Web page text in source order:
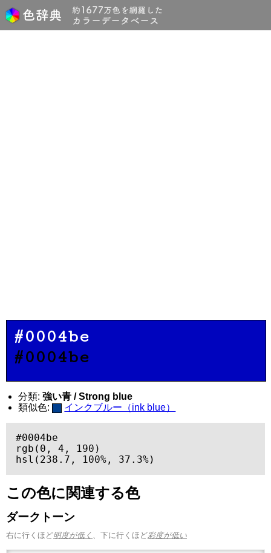
#0004be
#0004be
分類: 強い青 / Strong blue
類似色:
インクブルー（ink blue）
#0004be
rgb(0, 4, 190)
hsl(238.7, 100%, 37.3%)
この色に関連する色
ダークトーン
右に行くほど明度が低く 、下に行くほど彩度が低い